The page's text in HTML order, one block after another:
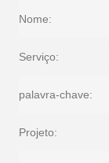
Nome:
Serviço:
palavra-chave:
Projeto: